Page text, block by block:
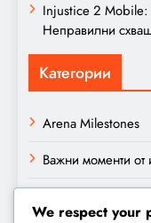
Injustice 2 Mobile:
Неправилни
Категории
Arena Milestones
Важни моменти от
We respect your